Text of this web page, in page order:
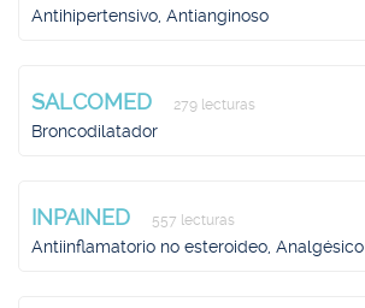
Antihipertensivo, Antianginoso
SALCOMED 279 lecturas
Broncodilatador
INPAINED 557 lecturas
Antiinflamatorio no esteroideo, Analgésico